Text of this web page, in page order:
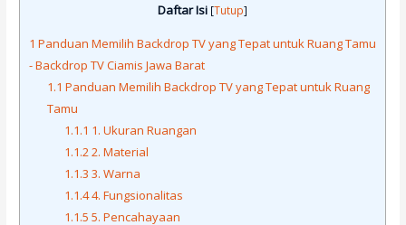
Daftar Isi [Tutup]
1 Panduan Memilih Backdrop TV yang Tepat untuk Ruang Tamu
- Backdrop TV Ciamis Jawa Barat
1.1 Panduan Memilih Backdrop TV yang Tepat untuk Ruang
Tamu
1.1.1 1. Ukuran Ruangan
1.1.2 2. Material
1.1.3 3. Warna
1.1.44. Fungsionalitas
1.1.5 5. Pencahayaan